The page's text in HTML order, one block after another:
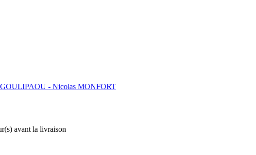
- Nicolas MONFORT
avant la livraison